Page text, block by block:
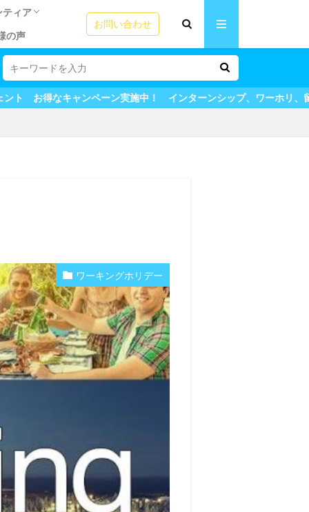
方法
ステイ魅力
ビザの選び
の秘訣！
ムカード
ティア
ボランティア
教師アシスタント
ップ体験談
ップ体験談
みプログラム体験談
談
舎ステイ
者の声
英会話
の声
お問い合わせ
施中！ インターンシップ、ワーホリ、留学も全てマイステージに
ワーキングホリデー